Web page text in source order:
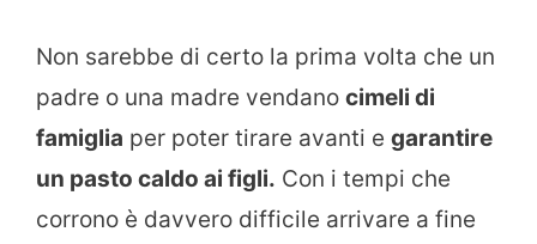
Non sarebbe di certo la prima volta che un
padre o una madre vendano cimeli di
famiglia per poter tirare avanti e garantire
un pasto caldo ai figli. Con i tempi che
corrono è davvero difficile arrivare a fine